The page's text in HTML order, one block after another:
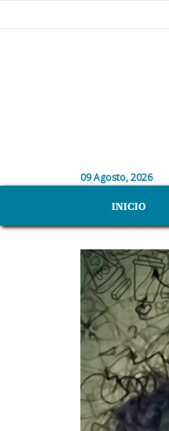
09 Agosto, 2026
INICIO